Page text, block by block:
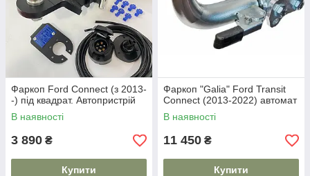
Фаркоп Ford Connect (з 2013-
-) під квадрат. Автопристрій
В наявності
3 890 ₴
Купити
Фаркоп "Galia" Ford Transit
Connect (2013-2022) автомат
В наявності
11 450 ₴
Купити